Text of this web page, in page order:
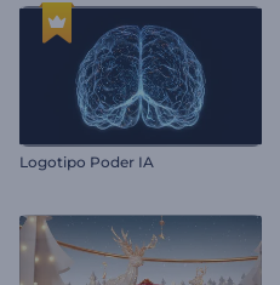
Logotipo Poder IA